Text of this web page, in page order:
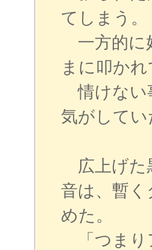
てしまう。
一方的に
まに叩か
情けない
気がしてい
広上げた
音は、暫
めた。
「つまり